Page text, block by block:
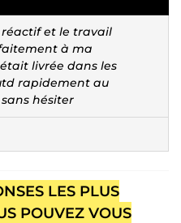
réactif et le travail
à ma
livrée dans les
rapidement au
hésiter
LES PLUS
POUVEZ VOUS